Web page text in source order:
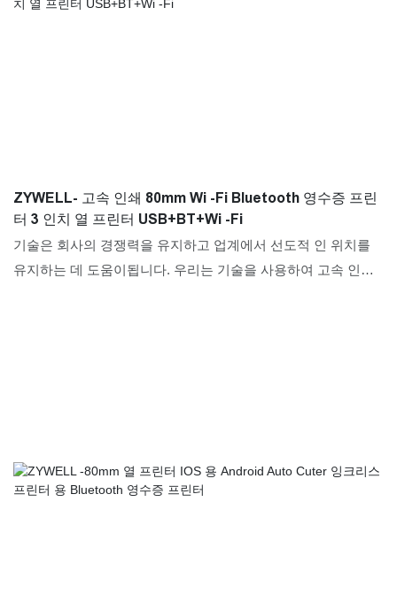
ZYWELL- 고속 인쇄 80mm Wi -Fi Bluetooth 영수증 프린
터 3 인치 열 프린터 USB+BT+Wi -Fi
기술은 회사의 경쟁력을 유지하고 업계에서 선도적 인 위치를
유지하는 데 도움이됩니다. 우리는 기술을 사용하여 고속 인쇄